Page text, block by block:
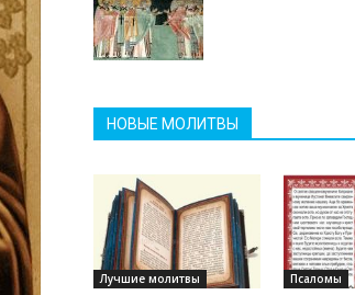
НОВЫЕ МОЛИТВЫ
Лучшие молитвы Псаломы